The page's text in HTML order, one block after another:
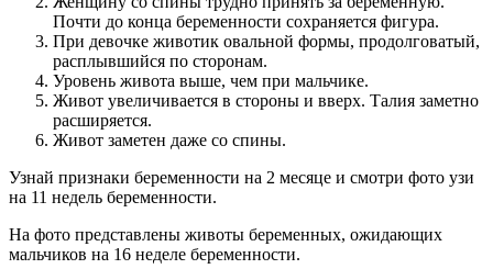
Почти до конца беременности сохраняется фигура.
При девочке животик овальной формы, продолговатый,
расплывшийся по сторонам.
Уровень живота выше, чем при мальчике.
Живот увеличивается в стороны и вверх. Талия заметно
расширяется.
Живот заметен даже со спины.
Узнай признаки беременности на 2 месяце и смотри фото узи
на 11 недель беременности.
На фото представлены животы беременных, ожидающих
мальчиков на 16 неделе беременности.